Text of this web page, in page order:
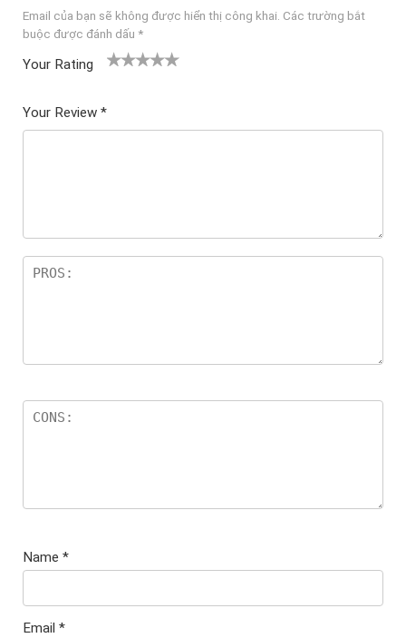
Email của bạn sẽ không được hiển thị công khai. Các trường bắt
buộc được đánh dấu *
Your Rating
ê
5
Your Review *
Name *
Email *